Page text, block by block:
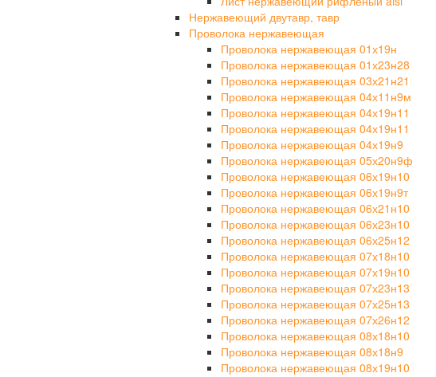
Нержавеющий двутавр, тавр
Проволока нержавеющая
Проволока нержавеющая 01х19н
Проволока нержавеющая 01х23н28
Проволока нержавеющая 03х21н21
Проволока нержавеющая 04х11н9м
Проволока нержавеющая 04х19н11
Проволока нержавеющая 04х19н11
Проволока нержавеющая 04х19н9
Проволока нержавеющая 05х20н9ф
Проволока нержавеющая 06х19н10
Проволока нержавеющая 06х19н9т
Проволока нержавеющая 06х21н10
Проволока нержавеющая 06х23н10
Проволока нержавеющая 06х25н12
Проволока нержавеющая 07х18н10
Проволока нержавеющая 07х19н10
Проволока нержавеющая 07х23н13
Проволока нержавеющая 07х25н13
Проволока нержавеющая 07х26н12
Проволока нержавеющая 08х18н10
Проволока нержавеющая 08х18н9
Проволока нержавеющая 08х19н10